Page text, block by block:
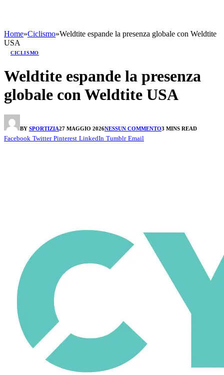
Home»Ciclismo»Weldtite espande la presenza globale con Weldtite
USA
CICLISMO
Weldtite espande la presenza
globale con Weldtite USA
BY SPORTIZIA27 MAGGIO 2026NESSUN COMMENTO3 MINS READ
Facebook Twitter Pinterest LinkedIn Tumblr Email